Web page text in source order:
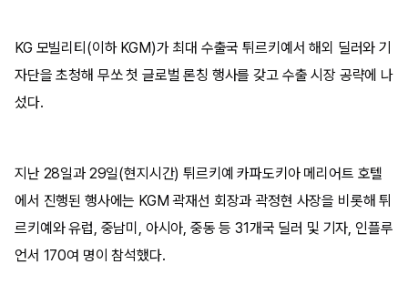
KG 모빌리티(이하 KGM)가 최대 수출국 튀르키예서 해외 딜러와 기
자단을 초청해 무쏘 첫 글로벌 론칭 행사를 갖고 수출 시장 공략에 나
섰다.
지난 28일과 29일(현지시간) 튀르키예 카파도키아 메리어트 호텔
에서 진행된 행사에는 KGM 곽재선 회장과 곽정현 사장을 비롯해 튀
르키예와 유럽, 중남미, 아시아, 중동 등 31개국 딜러 및 기자, 인플루
언서 170여 명이 참석했다.